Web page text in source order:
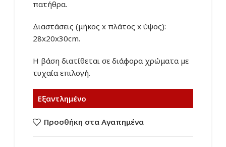
πατήθρα.
Διαστάσεις (μήκος x πλάτος x ύψος):
28x20x30cm.
Η βάση διατίθεται σε διάφορα χρώματα με
τυχαία επιλογή.
Εξαντλημένο
Προσθήκη στα Αγαπημένα